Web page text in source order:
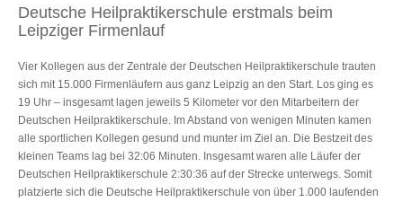
Deutsche Heilpraktikerschule erstmals beim
Leipziger Firmenlauf
Vier Kollegen aus der Zentrale der Deutschen Heilpraktikerschule trauten
sich mit 15.000 Firmenläufern aus ganz Leipzig an den Start. Los ging es
19 Uhr – insgesamt lagen jeweils 5 Kilometer vor den Mitarbeitern der
Deutschen Heilpraktikerschule. Im Abstand von wenigen Minuten kamen
alle sportlichen Kollegen gesund und munter im Ziel an. Die Bestzeit des
kleinen Teams lag bei 32:06 Minuten. Insgesamt waren alle Läufer der
Deutschen Heilpraktikerschule 2:30:36 auf der Strecke unterwegs. Somit
platzierte sich die Deutsche Heilpraktikerschule von über 1.000 laufenden